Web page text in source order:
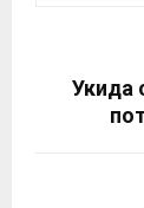
Укида